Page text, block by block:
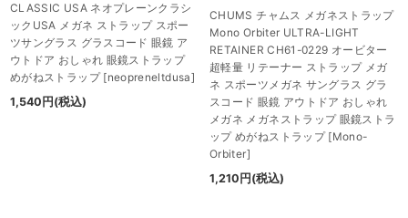
CLASSIC USA ネオプレーンクラシ
ックUSA メガネ ストラップ スポー
ツサングラス グラスコード 眼鏡 ア
ウトドア おしゃれ 眼鏡ストラップ
めがねストラップ [neopreneltdusa]
1,540 円 (税込)
CHUMS チャムス メガネストラップ
Mono Orbiter ULTRA-LIGHT
RETAINER CH61-0229 オービター
超軽量 リテーナー ストラップ メガ
ネ スポーツメガネ サングラス グラ
スコード 眼鏡 アウトドア おしゃれ
メガネ メガネストラップ 眼鏡ストラ
ップ めがねストラップ [Mono-
Orbiter]
1,210円(税込)